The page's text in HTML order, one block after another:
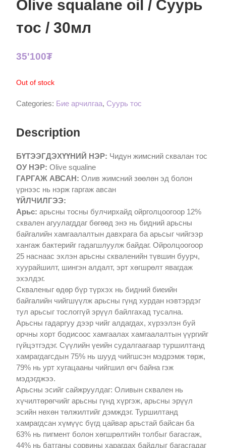
Olive squalane oil / Суурь
тос / 30мл
35'100₮
Out of stock
Categories: Бие арчилгаа, Суурь тос
Description
БҮТЭЭГДЭХҮҮНИЙ НЭР: Чидун жимсний сквалан тос
ОУ НЭР: Olive squaline
ГАРГАЖ АВСАН: Олив жимсний зөөлөн эд болон
үрнээс нь нэрж гаргаж авсан
ҮЙЛЧИЛГЭЭ:
Арьс: арьсны тосны булчирхайд ойрголцоогоор 12%
сквален агуулагддаг бөгөөд энэ нь бидний арьсны
байгалийн хамгаалалтын давхрага ба арьсыг чийгээр
хангаж бактерийг гадагшлуулж байдаг. Ойролцоогоор
25 наснаас эхлэн арьсны скваленийн түвшин буурч,
хуурайшилт, шингэн алдалт, эрт хөгшрөлт явагдаж
эхэлдэг.
Скваленыг өдөр бүр түрхэх нь бидний биеийн
байгалийн чийгшүүлж арьсны гүнд хурдан нэвтэрдэг
тул арьсыг тослоггүй эрүүл байлгахад тусална.
Арьсны гадаргуу дээр чийг алдагдах, хүрээлэн буй
орчны хорт бодисоос хамгаалах хамгаалалтын үүргийг
гүйцэтгэдэг. Сүүлийн үеийн судалгаагаар туршилтанд
хамрагдагсдын 75% нь шууд чийгшсэн мэдрэмж төрж,
79% нь урт хугацааны чийгшил өгч байна гэж
мэдэгджээ.
Арьсны эсийг сайжруулдаг: Оливын сквален нь
хүчилтөрөгчийг арьсны гүнд хүргэж, арьсны эрүүл
эсийн нөхөн төлжилтийг дэмждэг. Туршилтанд
хамрагдсан хүмүүс бүгд цайвар арьстай байсан ба
63% нь пигмент болон хөгшрөлтийн толбыг багасгаж,
44% нь батганы сорвины харагдах байдлыг багасгадаг